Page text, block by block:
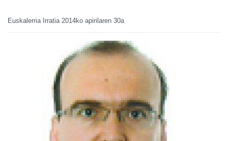
Euskalerria Irratia 2014ko apirilaren 30a